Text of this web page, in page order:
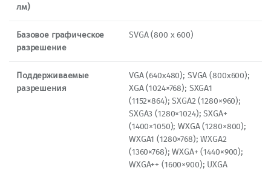
лм)
Базовое графическое
разрешение
SVGA (800 x 600)
Поддерживаемые
разрешения
VGA (640х480); SVGA (800х600);
XGA (1024×768); SXGA1
(1152×864); SXGA2 (1280×960);
SXGA3 (1280×1024); SXGA+
(1400×1050); WXGA (1280×800);
WXGA1 (1280×768); WXGA2
(1360×768); WXGA+ (1440×900);
WXGA++ (1600×900); UXGA